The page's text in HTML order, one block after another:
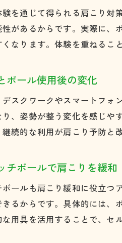
肩こ
を通じて得られる肩こり
があるからです。実際に、
なります。体験を重ねるこ
ポール使用後の変化
スクワークやスマートフォ
、姿勢が整う変化を感じや
続的な利用が肩こり予防と
チボールで肩こりを緩和
ールも肩こり緩和に役立
るからです。具体的には
用具を活用することで、セ